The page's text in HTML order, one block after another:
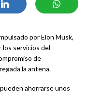
por Elon Musk,
los servicios del
de
la antena.
ahorrarse unos